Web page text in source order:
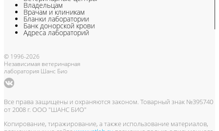
Владельцам
Врачам и клиникам
Бланки лаборатории
Банк донорской крови
Адреса лабораторий
© 1996-2026
Независимая ветеринарная
лаборатория Шанс Био
Все права защищены и охраняются законом. Товарный знак №395740
от 2008 г. ООО "ШАНС БИО"
Копирование, тиражирование, а также использование материалов,